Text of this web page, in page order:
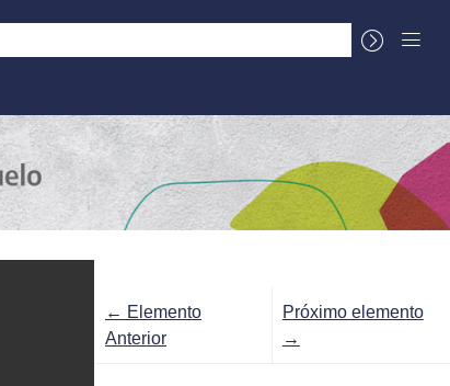
Sobre el Centro Documental
La Cuenca
← Elemento
Anterior
Próximo elemento
→